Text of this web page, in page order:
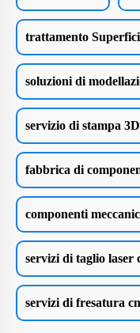
trattamento
soluzioni di
servizio di stampa 3D
fabbrica di
componenti
servizi di taglio laser
servizi di fresatura